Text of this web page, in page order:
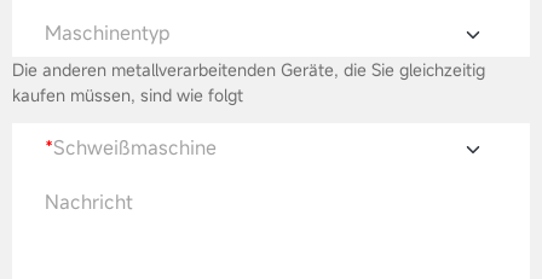
Maschinentyp
Die anderen metallverarbeitenden Geräte, die Sie gleichzeitig
kaufen müssen, sind wie folgt
*Schweißmaschine
Nachricht